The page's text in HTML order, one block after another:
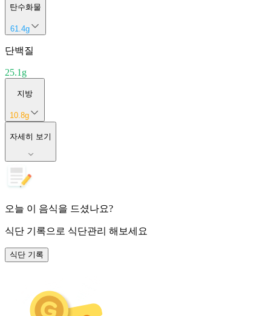
탄수화물
61.4g
단백질
25.1 g
지방
10.8g
자세히 보기
오늘 이 음식을 드셨나요?
식단 기록으로 식단관리 해보세요
식단 기록